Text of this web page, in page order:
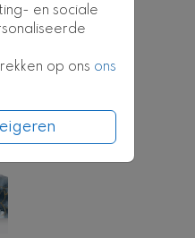
en sociale
op ons ons